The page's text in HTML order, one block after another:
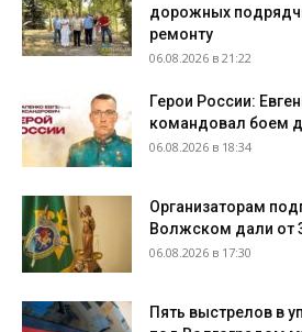
дорожных
ремонту
06.08.2026 в 21:22
Герои России:
командовал боем
06.08.2026 в 18:34
Организаторам
Волжском дали от
06.08.2026 в 17:30
Пять выстрелов в